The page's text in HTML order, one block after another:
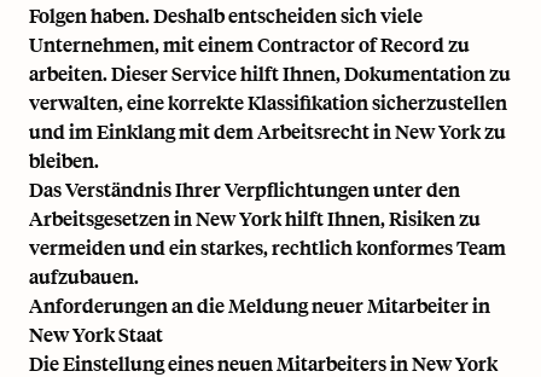
Folgen haben. Deshalb entscheiden sich viele
Unternehmen, mit einem Contractor of Record zu
arbeiten. Dieser Service hilft Ihnen, Dokumentation zu
verwalten, eine korrekte Klassifikation sicherzustellen
und im Einklang mit dem Arbeitsrecht in New York zu
bleiben.
Das Verständnis Ihrer Verpflichtungen unter den
Arbeitsgesetzen in New York hilft Ihnen, Risiken zu
vermeiden und ein starkes, rechtlich konformes Team
aufzubauen.
Anforderungen an die Meldung neuer Mitarbeiter in
New York Staat
Die Einstellung eines neuen Mitarbeiters in New York